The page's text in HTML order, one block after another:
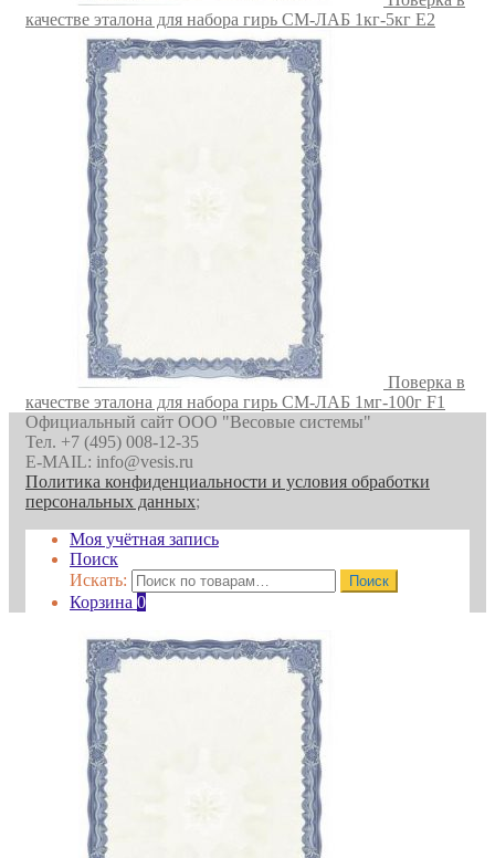
качестве эталона для набора гирь СМ-ЛАБ 1кг-5кг E2
Поверка в
качестве эталона для набора гирь СМ-ЛАБ 1мг-100г F1
Официальный сайт ООО "Весовые системы"
Тел. +7 (495) 008-12-35
E-MAIL: info@vesis.ru
Политика конфиденциальности и условия обработки
персональных данных;
Моя учётная запись
Поиск
Искать:
Поиск
Корзина 0